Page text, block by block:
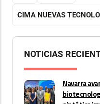
CIMA NUEVAS
NOTICIAS
Navarra